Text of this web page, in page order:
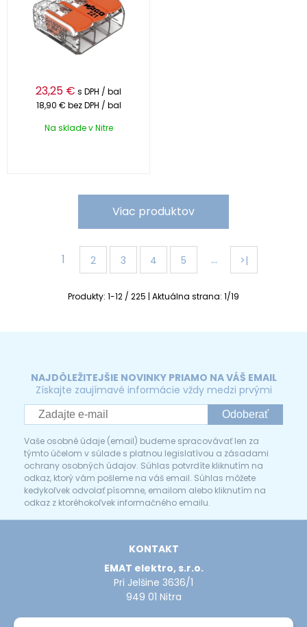
23,25 € s DPH / bal
18,90 € bez DPH / bal
Na sklade v Nitre
Viac produktov
1 2 3 4 5 … >|
Produkty: 1-12 / 225 | Aktuálna strana: 1/19
NAJDÔLEŽITEJŠIE NOVINKY PRIAMO NA VÁŠ EMAIL
Získajte zaujímavé informácie vždy medzi prvými
Odoberať
Vaše osobné údaje (email) budeme spracovávať len za
týmto účelom v súlade s platnou legislatívou a zásadami
ochrany osobných údajov. Súhlas potvrdíte kliknutím na
odkaz, ktorý vám pošleme na váš email. Súhlas môžete
kedykoľvek odvolať písomne, emailom alebo kliknutím na
odkaz z ktoréhokoľvek informačného emailu.
KONTAKT
EMAT elektro, s.r.o.
Pri Jelšine 3636/1
949 01 Nitra